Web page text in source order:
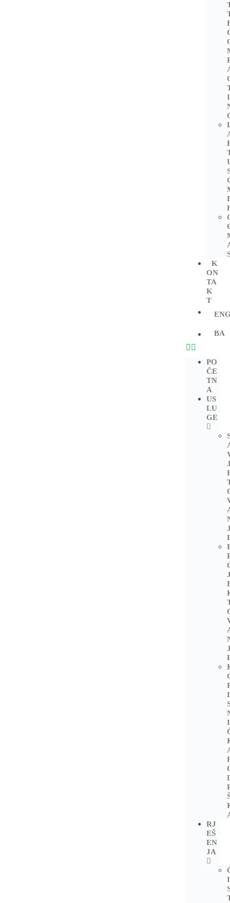
I
K
ON
TA
K
T
BA
PO
ČE
TN
A
US
LU
GE
I
I
RJ
EŠ
EN
JA
I